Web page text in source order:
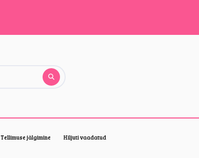
Tellimuse jälgimine Hiljuti vaadatud